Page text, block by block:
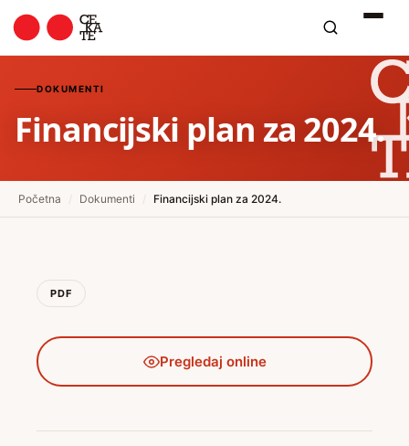
DOKUMENTI
Financijski plan za 2024.
Početna Dokumenti Financijski plan za 2024.
PDF
Pregledaj online